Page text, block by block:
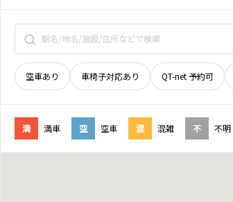
空車あり 車椅子対応あり QT-net 予約可
満 満車 空 空車 混 混雑 不 不明